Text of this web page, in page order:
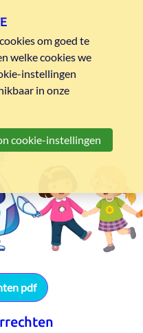
pdf
om goed te
welke cookies we
instellingen
in onze
cookie-instellingen